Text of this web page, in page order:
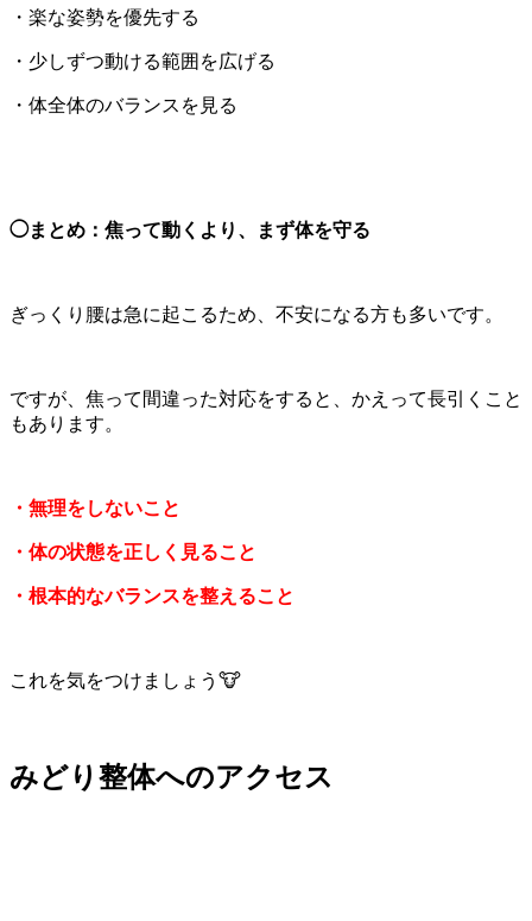
・楽な姿勢を優先する
・少しずつ動ける範囲を広げる
・体全体のバランスを見る
◯まとめ：焦って動くより、まず体を守る
ぎっくり腰は急に起こるため、不安になる方も多いです。
ですが、焦って間違った対応をすると、かえって長引くこと
もあります。
・無理をしないこと
・体の状態を正しく見ること
・根本的なバランスを整えること
これを気をつけましょう🐮
みどり整体へのアクセス